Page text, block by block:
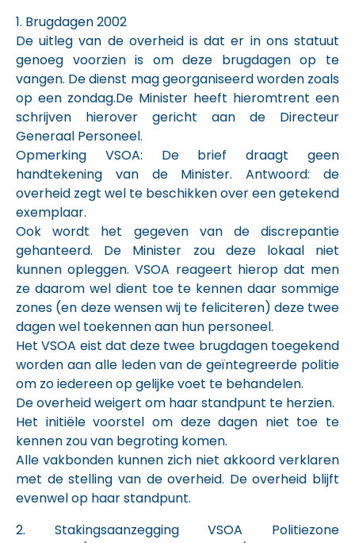
1. Brugdagen 2002
De uitleg van de overheid is dat er in ons statuut
genoeg voorzien is om deze brugdagen op te
vangen. De dienst mag georganiseerd worden zoals
op een zondag.De Minister heeft hieromtrent een
schrijven hierover gericht aan de Directeur
Generaal Personeel.
Opmerking VSOA: De brief draagt geen
handtekening van de Minister. Antwoord: de
overheid zegt wel te beschikken over een getekend
exemplaar.
Ook wordt het gegeven van de discrepantie
gehanteerd. De Minister zou deze lokaal niet
kunnen opleggen. VSOA reageert hierop dat men
ze daarom wel dient toe te kennen daar sommige
zones (en deze wensen wij te feliciteren) deze twee
dagen wel toekennen aan hun personeel.
Het VSOA eist dat deze twee brugdagen toegekend
worden aan alle leden van de geïntegreerde politie
om zo iedereen op gelijke voet te behandelen.
De overheid weigert om haar standpunt te herzien.
Het initiële voorstel om deze dagen niet toe te
kennen zou van begroting komen.
Alle vakbonden kunnen zich niet akkoord verklaren
met de stelling van de overheid. De overheid blijft
evenwel op haar standpunt.
2. Stakingsaanzegging VSOA Politiezone